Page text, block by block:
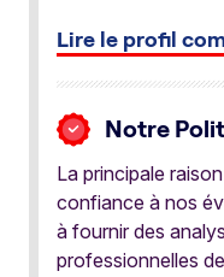
Lire le profil
Notre
La principale
confiance à nos
à fournir des
professionnelles